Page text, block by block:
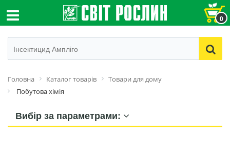
0
Головна Каталог товарів
Товари для дому
Побутова хімія
Вибір за параметрами: